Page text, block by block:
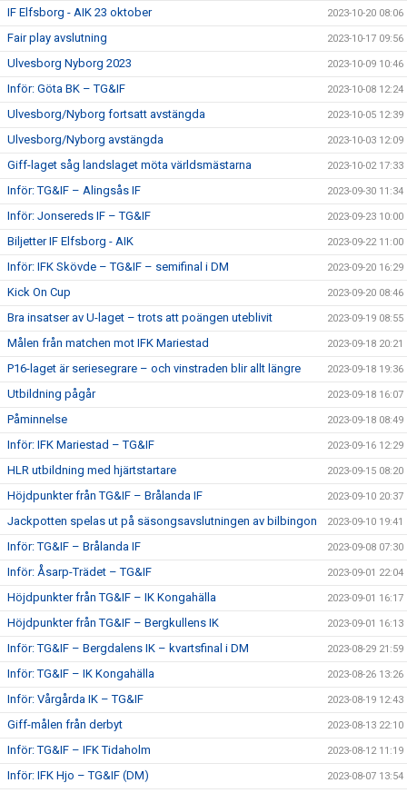
IF Elfsborg - AIK 23 oktober 2023-10-20 08:06
Fair play avslutning 2023-10-17 09:56
Ulvesborg Nyborg 2023 2023-10-09 10:46
Inför: Göta BK – TG&IF 2023-10-08 12:24
Ulvesborg/Nyborg fortsatt avstängda 2023-10-05 12:39
Ulvesborg/Nyborg avstängda 2023-10-03 12:09
Giff-laget såg landslaget möta världsmästarna 2023-10-02 17:33
Inför: TG&IF – Alingsås IF 2023-09-30 11:34
Inför: Jonsereds IF – TG&IF 2023-09-23 10:00
Biljetter IF Elfsborg - AIK 2023-09-22 11:00
Inför: IFK Skövde – TG&IF – semifinal i DM 2023-09-20 16:29
Kick On Cup 2023-09-20 08:46
Bra insatser av U-laget – trots att poängen uteblivit 2023-09-19 08:55
Målen från matchen mot IFK Mariestad 2023-09-18 20:21
P16-laget är seriesegrare – och vinstraden blir allt längre 2023-09-18 19:36
Utbildning pågår 2023-09-18 16:07
Påminnelse 2023-09-18 08:49
Inför: IFK Mariestad – TG&IF 2023-09-16 12:29
HLR utbildning med hjärtstartare 2023-09-15 08:20
Höjdpunkter från TG&IF – Brålanda IF 2023-09-10 20:37
Jackpotten spelas ut på säsongsavslutningen av bilbingon 2023-09-10 19:41
Inför: TG&IF – Brålanda IF 2023-09-08 07:30
Inför: Åsarp-Trädet – TG&IF 2023-09-01 22:04
Höjdpunkter från TG&IF – IK Kongahälla 2023-09-01 16:17
Höjdpunkter från TG&IF – Bergkullens IK 2023-09-01 16:13
Inför: TG&IF – Bergdalens IK – kvartsfinal i DM 2023-08-29 21:59
Inför: TG&IF – IK Kongahälla 2023-08-26 13:26
Inför: Vårgårda IK – TG&IF 2023-08-19 12:43
Giff-målen från derbyt 2023-08-13 22:10
Inför: TG&IF – IFK Tidaholm 2023-08-12 11:19
Inför: IFK Hjo – TG&IF (DM) 2023-08-07 13:54